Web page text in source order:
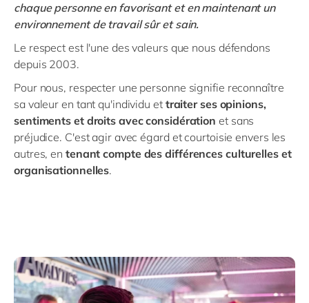
chaque personne en favorisant et en maintenant un
environnement de travail sûr et sain.
Le respect est l'une des valeurs que nous défendons
depuis 2003.
Pour nous, respecter une personne signifie reconnaître
sa valeur en tant qu'individu et traiter ses opinions,
sentiments et droits avec considération et sans
préjudice. C'est agir avec égard et courtoisie envers les
autres, en tenant compte des différences culturelles et
organisationnelles.